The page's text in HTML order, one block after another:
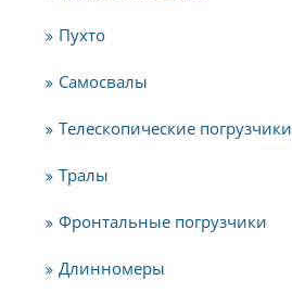
Пухто
Самосвалы
Телескопические погрузчики
Тралы
Фронтальные погрузчики
Длинномеры